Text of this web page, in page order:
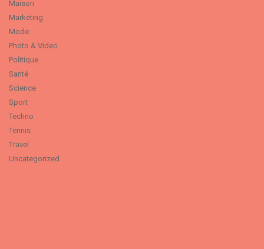
Maison
Marketing
Mode
Photo & Video
Politique
Santé
Science
Sport
Techno
Tennis
Travel
Uncategorized